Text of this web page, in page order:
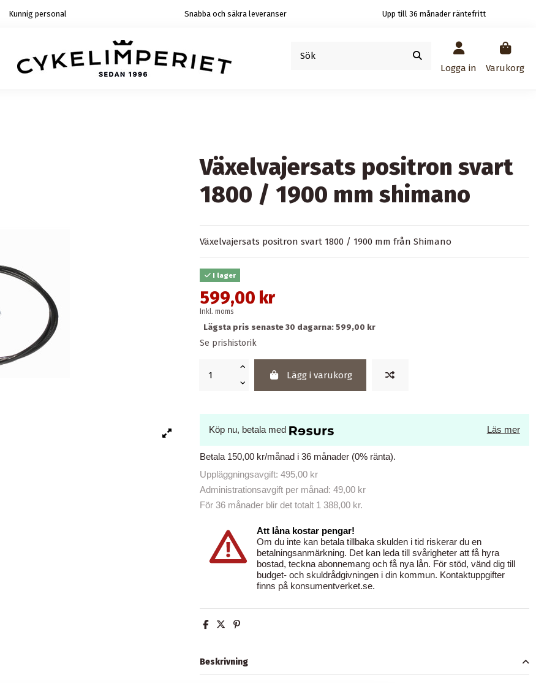
Kunnig personal Snabba och säkra leveranser Upp till 36 månader räntefritt
Logga in Varukorg
Växelvajersats positron svart
1800 / 1900 mm shimano
Växelvajersats positron svart 1800 / 1900 mm från Shimano
I lager
599,00 kr
Inkl. moms
Lägsta pris senaste 30 dagarna: 599,00 kr
Se prishistorik
Lägg i varukorg
Köp nu, betala med Läs mer
Betala 150,00 kr/månad i 36 månader (0% ränta).
Uppläggningsavgift: 495,00 kr
Administrationsavgift per månad: 49,00 kr
För 36 månader blir det totalt 1 388,00 kr.
Att låna kostar pengar!
Om du inte kan betala tillbaka skulden i tid riskerar du en
betalningsanmärkning. Det kan leda till svårigheter att få hyra
bostad, teckna abonnemang och få nya lån. För stöd, vänd dig till
budget- och skuldrådgivningen i din kommun. Kontaktuppgifter
finns på konsumentverket.se.
Beskrivning